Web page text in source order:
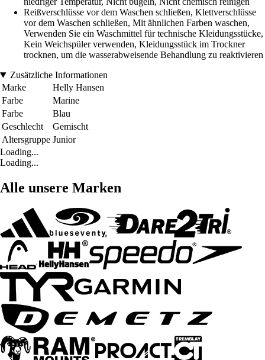
Reißverschlüsse vor dem Waschen schließen, Klettverschlüsse
vor dem Waschen schließen, Mit ähnlichen Farben waschen,
Verwenden Sie ein Waschmittel für technische Kleidungsstücke,
Kein Weichspüler verwenden, Kleidungsstück im Trockner
trocknen, um die wasserabweisende Behandlung zu reaktivieren
Zusätzliche Informationen
Marke
Helly Hansen
Farbe
Marine
Farbe
Blau
Geschlecht
Gemischt
Altersgruppe Junior
Loading...
Loading...
Alle unsere Marken